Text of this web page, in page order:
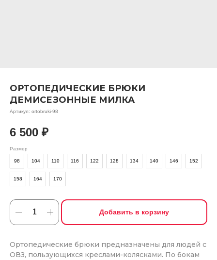
ОРТОПЕДИЧЕСКИЕ БРЮКИ
ДЕМИСЕЗОННЫЕ МИЛКА
Артикул: ortobruki-98
6 500 ₽
Размер
98 104 110 116 122 128 134 140 146 152
158 164 170
Добавить в корзину
Ортопедические брюки предназначены для людей с
ОВЗ, пользующихся креслами-колясками. По бокам